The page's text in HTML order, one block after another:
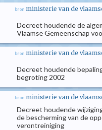
bron ministerie van de
Decreet houdende de
Vlaamse Gemeenschap
bron ministerie van de
Decreet houdende
begroting 2002
bron ministerie van de
Decreet houdende
de bescherming van de
verontreiniging